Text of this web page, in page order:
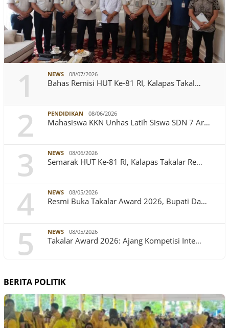
1 NEWS 08/07/2026
Bahas Remisi HUT Ke-81 RI, Kalapas Takal…
2 PENDIDIKAN 08/06/2026
Mahasiswa KKN Unhas Latih Siswa SDN 7 Ar…
3 NEWS 08/06/2026
Semarak HUT Ke-81 RI, Kalapas Takalar Re…
4 NEWS 08/05/2026
Resmi Buka Takalar Award 2026, Bupati Da…
5 NEWS 08/05/2026
Takalar Award 2026: Ajang Kompetisi Inte…
BERITA POLITIK